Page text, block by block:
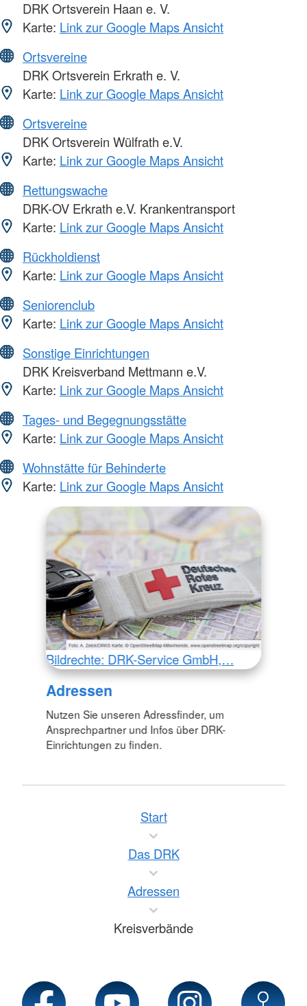
DRK Ortsverein Haan e. V.
Karte: Link zur Google Maps Ansicht
Ortsvereine
DRK Ortsverein Erkrath e. V.
Karte: Link zur Google Maps Ansicht
Ortsvereine
DRK Ortsverein Wülfrath e.V.
Karte: Link zur Google Maps Ansicht
Rettungswache
DRK-OV Erkrath e.V. Krankentransport
Karte: Link zur Google Maps Ansicht
Rückholdienst
Karte: Link zur Google Maps Ansicht
Seniorenclub
Karte: Link zur Google Maps Ansicht
Sonstige Einrichtungen
DRK Kreisverband Mettmann e.V.
Karte: Link zur Google Maps Ansicht
Tages- und Begegnungsstätte
Karte: Link zur Google Maps Ansicht
Wohnstätte für Behinderte
Karte: Link zur Google Maps Ansicht
Bildrechte: DRK-Service GmbH,…
Adressen
Nutzen Sie unseren Adressfinder, um
Ansprechpartner und Infos über DRK-
Einrichtungen zu finden.
Start
Das DRK
Adressen
Kreisverbände